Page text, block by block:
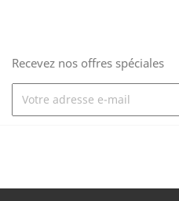
Recevez nos offres spéciales